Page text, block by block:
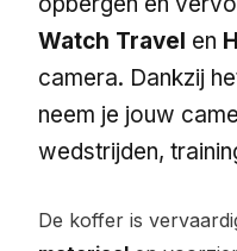
Watch Travel en
camera. Dankzij
neem je jouw
wedstrijden,
De koffer is